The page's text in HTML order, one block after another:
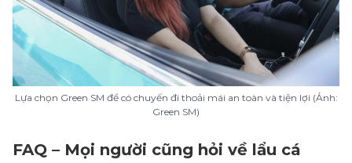
Lựa chọn Green SM để có chuyến đi thoải mái an toàn và tiện lợi (Ảnh:
Green SM)
FAQ – Mọi người cũng hỏi về lẩu cá